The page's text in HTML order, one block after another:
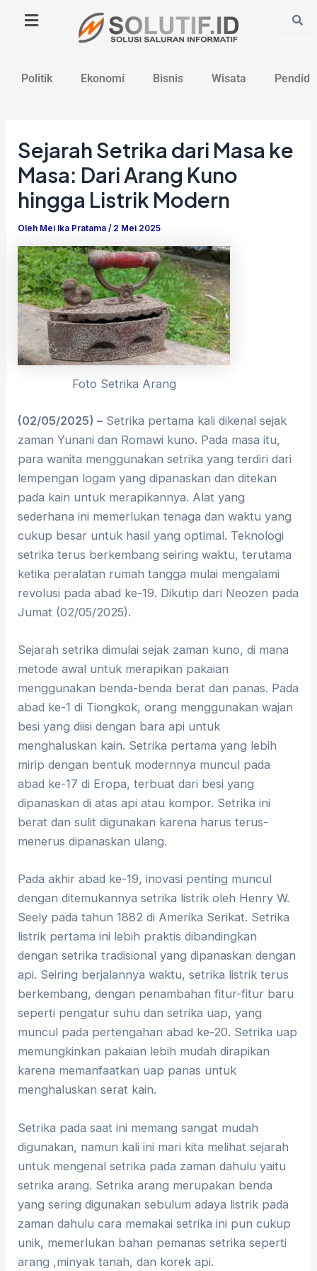
Politik Ekonomi Bisnis Wisata
Sejarah Setrika dari Masa ke
Masa: Dari Arang Kuno
hingga Listrik Modern
Oleh Mei Ika Pratama/ 2 Mei 2025
Foto Setrika Arang
(02/05/2025) – Setrika pertama kali dikenal sejak
zaman Yunani dan Romawi kuno. Pada masa itu,
para wanita menggunakan setrika yang terdiri dari
lempengan logam yang dipanaskan dan ditekan
pada kain untuk merapikannya. Alat yang
sederhana ini memerlukan tenaga dan waktu yang
cukup besar untuk hasil yang optimal. Teknologi
setrika terus berkembang seiring waktu, terutama
ketika peralatan rumah tangga mulai mengalami
revolusi pada abad ke-19. Dikutip dari Neozen pada
Jumat (02/05/2025).
Sejarah setrika dimulai sejak zaman kuno, di mana
metode awal untuk merapikan pakaian
menggunakan benda-benda berat dan panas. Pada
abad ke-1 di Tiongkok, orang menggunakan wajan
besi yang diisi dengan bara api untuk
menghaluskan kain. Setrika pertama yang lebih
mirip dengan bentuk modernnya muncul pada
abad ke-17 di Eropa, terbuat dari besi yang
dipanaskan di atas api atau kompor. Setrika ini
berat dan sulit digunakan karena harus terus-
menerus dipanaskan ulang.
Pada akhir abad ke-19, inovasi penting muncul
dengan ditemukannya setrika listrik oleh Henry W.
Seely pada tahun 1882 di Amerika Serikat. Setrika
listrik pertama ini lebih praktis dibandingkan
dengan setrika tradisional yang dipanaskan dengan
api. Seiring berjalannya waktu, setrika listrik terus
berkembang, dengan penambahan fitur-fitur baru
seperti pengatur suhu dan setrika uap, yang
muncul pada pertengahan abad ke-20. Setrika uap
memungkinkan pakaian lebih mudah dirapikan
karena memanfaatkan uap panas untuk
menghaluskan serat kain.
Setrika pada saat ini memang sangat mudah
digunakan, namun kali ini mari kita melihat sejarah
untuk mengenal setrika pada zaman dahulu yaitu
setrika arang. Setrika arang merupakan benda
yang sering digunakan sebulum adaya listrik pada
zaman dahulu cara memakai setrika ini pun cukup
unik, memerlukan bahan pemanas setrika seperti
arang ,minyak tanah, dan korek api.
navigation